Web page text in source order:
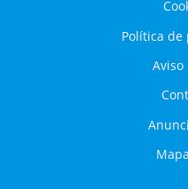
Política de
Aviso